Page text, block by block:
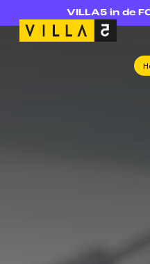
VILLA5 in de